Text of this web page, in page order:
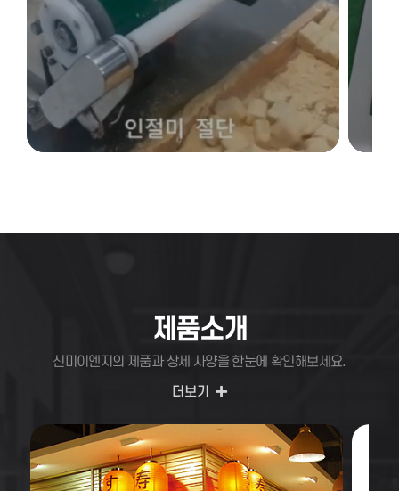
제품소개
신미이엔지의 제품과 상세 사양을 한눈에 확인해보세요.
더보기